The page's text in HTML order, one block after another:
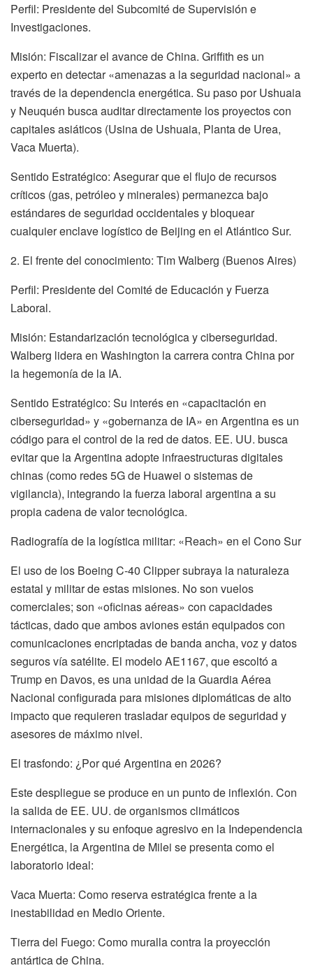
Perfil: Presidente del Subcomité de Supervisión e
Investigaciones.
Misión: Fiscalizar el avance de China. Griffith es un
experto en detectar «amenazas a la seguridad nacional» a
través de la dependencia energética. Su paso por Ushuaia
y Neuquén busca auditar directamente los proyectos con
capitales asiáticos (Usina de Ushuaia, Planta de Urea,
Vaca Muerta).
Sentido Estratégico: Asegurar que el flujo de recursos
críticos (gas, petróleo y minerales) permanezca bajo
estándares de seguridad occidentales y bloquear
cualquier enclave logístico de Beijing en el Atlántico Sur.
2. El frente del conocimiento: Tim Walberg (Buenos Aires)
Perfil: Presidente del Comité de Educación y Fuerza
Laboral.
Misión: Estandarización tecnológica y ciberseguridad.
Walberg lidera en Washington la carrera contra China por
la hegemonía de la IA.
Sentido Estratégico: Su interés en «capacitación en
ciberseguridad» y «gobernanza de IA» en Argentina es un
código para el control de la red de datos. EE. UU. busca
evitar que la Argentina adopte infraestructuras digitales
chinas (como redes 5G de Huawei o sistemas de
vigilancia), integrando la fuerza laboral argentina a su
propia cadena de valor tecnológica.
Radiografía de la logística militar: «Reach» en el Cono Sur
El uso de los Boeing C-40 Clipper subraya la naturaleza
estatal y militar de estas misiones. No son vuelos
comerciales; son «oficinas aéreas» con capacidades
tácticas, dado que ambos aviones están equipados con
comunicaciones encriptadas de banda ancha, voz y datos
seguros vía satélite. El modelo AE1167, que escoltó a
Trump en Davos, es una unidad de la Guardia Aérea
Nacional configurada para misiones diplomáticas de alto
impacto que requieren trasladar equipos de seguridad y
asesores de máximo nivel.
El trasfondo: ¿Por qué Argentina en 2026?
Este despliegue se produce en un punto de inflexión. Con
la salida de EE. UU. de organismos climáticos
internacionales y su enfoque agresivo en la Independencia
Energética, la Argentina de Milei se presenta como el
laboratorio ideal:
Vaca Muerta: Como reserva estratégica frente a la
inestabilidad en Medio Oriente.
Tierra del Fuego: Como muralla contra la proyección
antártica de China.